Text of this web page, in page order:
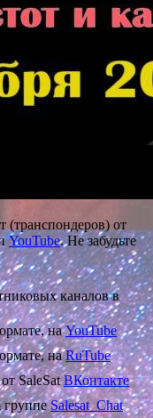
(транспондеров) от
YouTube. Не забудьте
каналов в
наYouTube
наRuTube
SaleSatВКонтакте
группеSalesat_Chat